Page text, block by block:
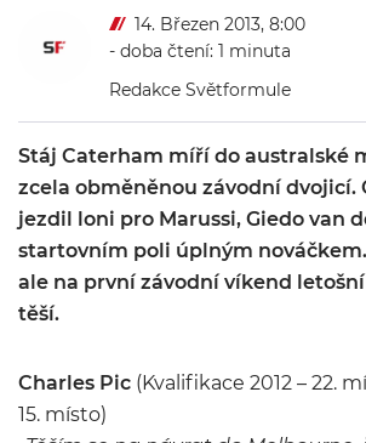
14. Březen 2013, 8:00
- doba čtení: 1 minuta
Redakce Světformule
Stáj Caterham míří do australské
zcela obměněnou závodní dvojicí.
jezdil loni pro Marussi, Giedo van
startovním poli úplným
ale na první závodní víkend
těší.
Charles Pic (Kvalifikace 2012 – 22.
15. místo)